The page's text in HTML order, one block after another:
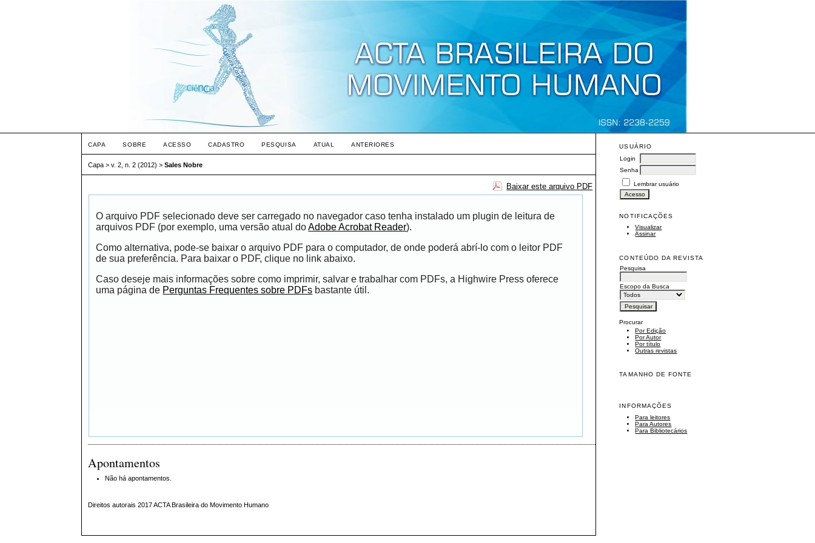
USUÁRIO
Login
Senha
Lembrar usuário
NOTIFICAÇÕES
Visualizar
Assinar
CONTEÚDO DA REVISTA
Pesquisa
Escopo da Busca
Procurar
Por Edição
Por Autor
Por título
Outras revistas
TAMANHO DE FONTE
INFORMAÇÕES
Para leitores
Para Autores
Para Bibliotecários
CAPA SOBRE ACESSO CADASTRO PESQUISA ATUAL ANTERIORES
Capa >v. 2, n. 2 (2012) >Sales Nobre
Baixar este arquivo PDF
O arquivo PDF selecionado deve ser carregado no navegador caso tenha instalado um plugin de leitura de
arquivos PDF (por exemplo, uma versão atual doAdobe Acrobat Reader).
Como alternativa, pode-se baixar o arquivo PDF para o computador, de onde poderá abrí-lo com o leitor PDF
de sua preferência. Para baixar o PDF, clique no link abaixo.
Caso deseje mais informações sobre como imprimir, salvar e trabalhar com PDFs, a Highwire Press oferece
uma página de Perguntas Frequentes sobre PDFs bastante útil.
Apontamentos
Não há apontamentos.
Direitos autorais 2017 ACTA Brasileira do Movimento Humano